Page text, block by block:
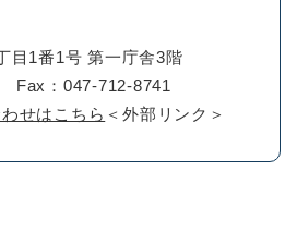
目1番1号 第一庁舎3階
Fax：047-712-8741
せはこちら ＜外部リンク＞